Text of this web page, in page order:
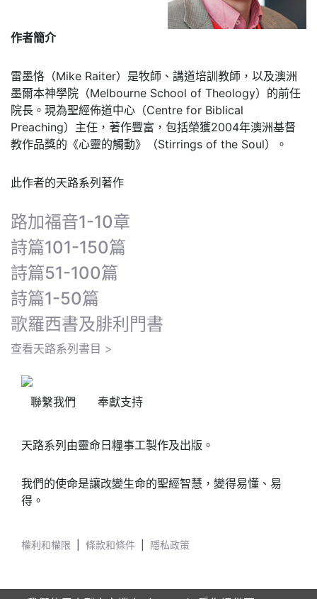
作者簡介
雷墨恪（Mike Raiter）是牧師、講道培訓教師，以及澳洲
墨爾本神學院（Melbourne School of Theology）的前任
院長。現為聖經佈道中心（Centre for Biblical
Preaching）主任，著作豐富，包括榮獲2004年澳洲基督
教作品獎的《心靈的觸動》（Stirrings of the Soul）。
此作者的天路系列著作
路加福音1-10章
詩篇101-150篇
詩篇51-100篇
詩篇1-50篇
歌羅西書及腓利門書
查看天路系列書目 >
聯繫我們 奉獻支持
天路系列由靈命日糧事工製作及出版。
我們的使命是讓改變生命的聖經智慧，變得易懂、易
得。
權利和權限 條款和條件 隱私政策